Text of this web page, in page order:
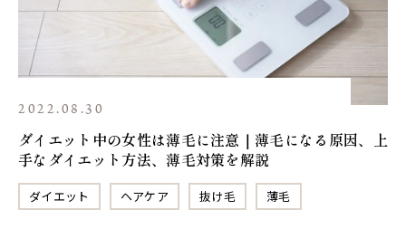
2022.08.30
ダイエット中の女性は薄毛に注意｜薄毛になる原因、上
手なダイエット方法、薄毛対策を解説
ダイエット ヘアケア 抜け毛 薄毛